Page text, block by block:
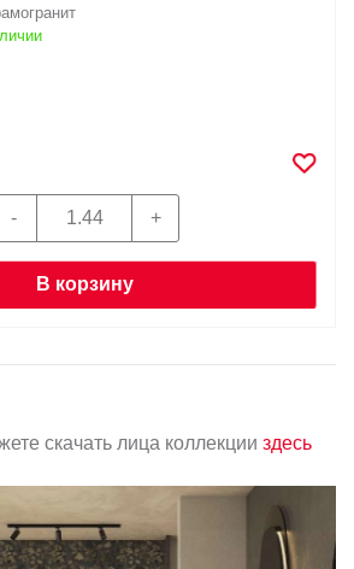
В корзину
скачать лица коллекции здесь